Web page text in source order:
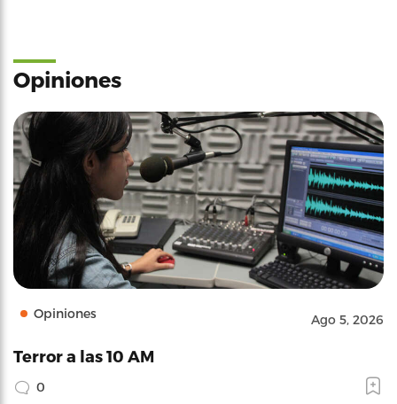
Opiniones
Opiniones Ago 5, 2026
Terror a las 10 AM
0